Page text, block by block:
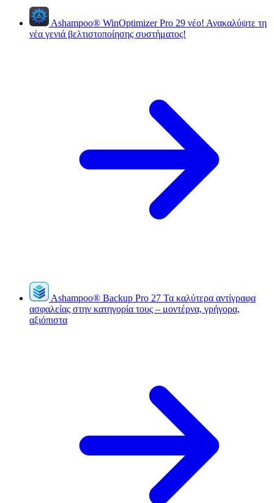
Ashampoo® WinOptimizer Pro 29 νέο! Ανακαλύψτε τη
νέα γενιά βελτιστοποίησης συστήματος!
Ashampoo® Backup Pro 27 Τα καλύτερα αντίγραφα
ασφαλείας στην κατηγορία τους – μοντέρνα, γρήγορα,
αξιόπιστα